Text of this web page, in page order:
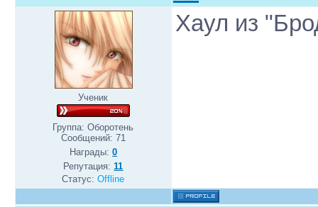
Ученик
Группа: Оборотень
Сообщений: 71
Награды: 0
Репутация:11
Статус:Offline
Хаул из